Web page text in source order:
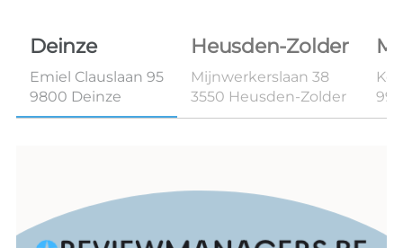
Deinze
Emiel Clauslaan 95
9800 Deinze
Heusden-Zolder
Mijnwerkerslaan 38
3550 Heusden-Zolder